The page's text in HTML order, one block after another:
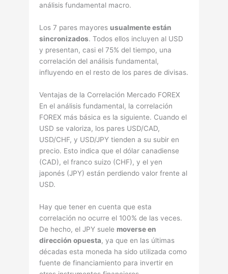
análisis fundamental macro.
Los 7 pares mayores usualmente están
sincronizados. Todos ellos incluyen al USD
y presentan, casi el 75% del tiempo, una
correlación del análisis fundamental,
influyendo en el resto de los pares de divisas.
Ventajas de la Correlación Mercado FOREX
En el análisis fundamental, la correlación
FOREX más básica es la siguiente. Cuando el
USD se valoriza, los pares USD/CAD,
USD/CHF, y USD/JPY tienden a su subir en
precio. Esto indica que el dólar canadiense
(CAD), el franco suizo (CHF), y el yen
japonés (JPY) están perdiendo valor frente al
USD.
Hay que tener en cuenta que esta
correlación no ocurre el 100% de las veces.
De hecho, el JPY suele moverse en
dirección opuesta, ya que en las últimas
décadas esta moneda ha sido utilizada como
fuente de financiamiento para invertir en